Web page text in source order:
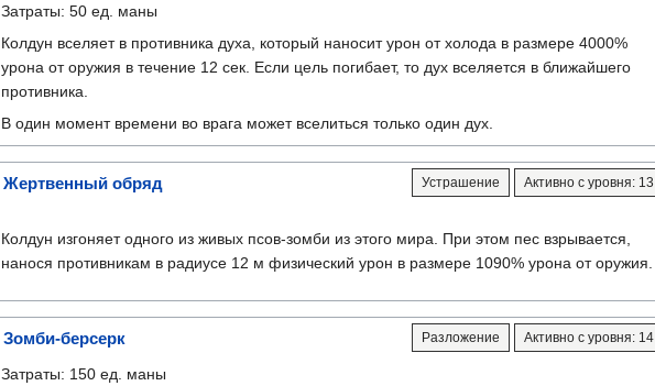
Затраты: 50 ед. маны
Колдун вселяет в противника духа, который наносит урон от холода в размере 4000%
урона от оружия в течение 12 сек. Если цель погибает, то дух вселяется в ближайшего
противника.
В один момент времени во врага может вселиться только один дух.
Активно с уровня: 13
Устрашение
Жертвенный обряд
Колдун изгоняет одного из живых псов-зомби из этого мира. При этом пес взрывается,
нанося противникам в радиусе 12 м физический урон в размере 1090% урона от оружия.
Активно с уровня: 14
Разложение
Зомби-берсерк
Затраты: 150 ед. маны